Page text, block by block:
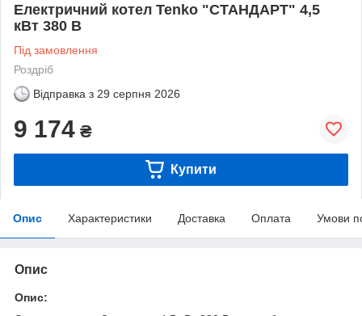
Електричний котел Tenko "СТАНДАРТ" 4,5
кВт 380 В
Під замовлення
Роздріб
Відправка з 29 серпня 2026
9 174 ₴
Купити
Опис Характеристики Доставка Оплата Умови
Опис
Опис: